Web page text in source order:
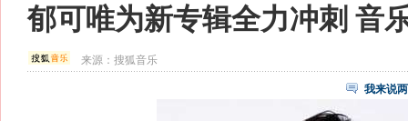
郁可唯为新专辑全力冲刺 音
来源：搜狐音乐
我来说